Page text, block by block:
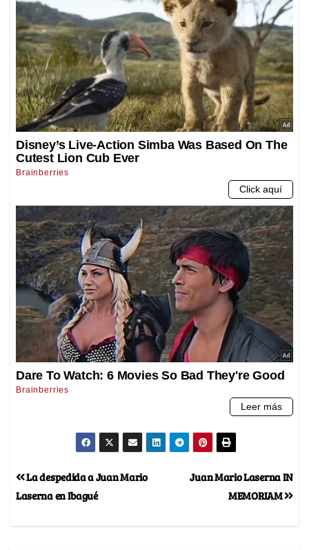
Juan Mario Laserna IN
MEMORIAM
La despedida a Juan Mario
Laserna en Ibagué